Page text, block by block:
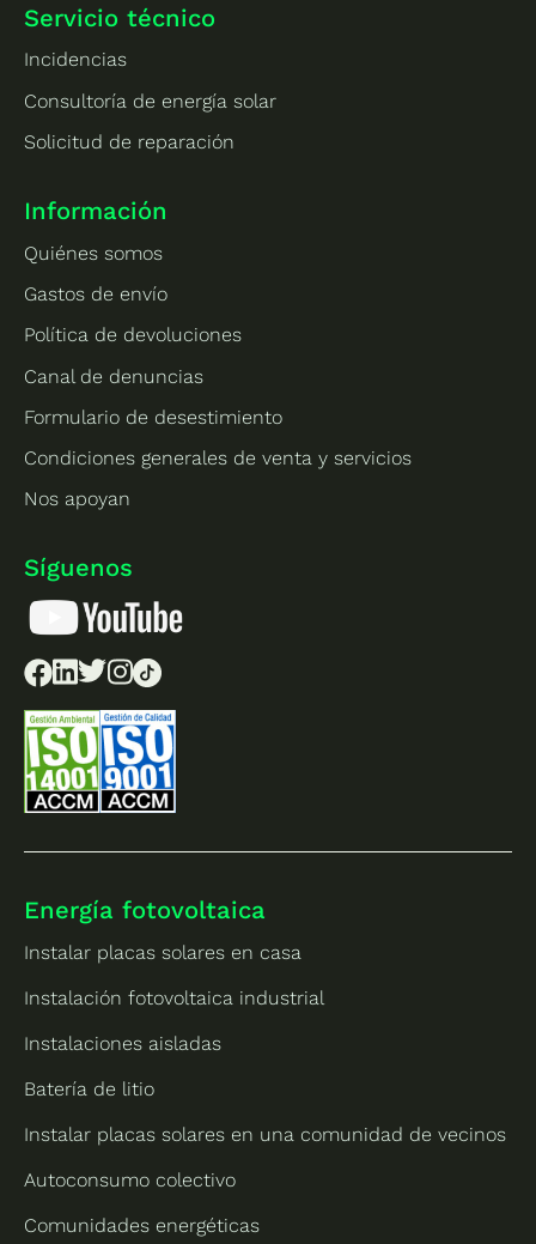
Servicio técnico
Incidencias
Consultoría de energía solar
Solicitud de reparación
Información
Quiénes somos
Gastos de envío
Política de devoluciones
Canal de denuncias
Formulario de desestimiento
Condiciones generales de venta y servicios
Nos apoyan
Síguenos
Energía fotovoltaica
Instalar placas solares en casa
Instalación fotovoltaica industrial
Instalaciones aisladas
Batería de litio
Instalar placas solares en una comunidad de vecinos
Autoconsumo colectivo
Comunidades energéticas